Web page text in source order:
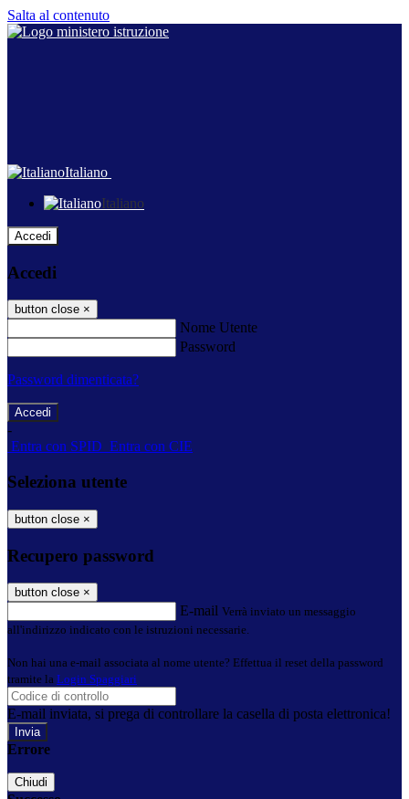
Salta al contenuto
Italiano
Italiano
Accedi
Accedi
button close ×
Nome Utente
Password
Password dimenticata?
-
Entra con SPID Entra con CIE
Seleziona utente
button close ×
Recupero password
button close ×
E-mail Verrà inviato un messaggio
all'indirizzo indicato con le istruzioni necessarie.
Non hai una e-mail associata al nome utente? Effettua il reset della password
tramite la Login Spaggiari
E-mail inviata, si prega di controllare la casella di posta elettronica!
Errore
Chiudi